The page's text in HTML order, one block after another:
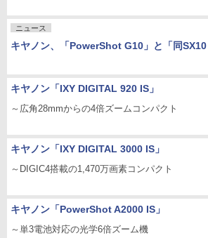
ニュース
キヤノン、「PowerShot G10」と「同
キヤノン「IXY DIGITAL 920 IS」
～広角28mmからの4倍ズームコンパクト
キヤノン「IXY DIGITAL 3000 IS」
～DIGIC4搭載の1,470万画素コンパクト
キヤノン「PowerShot A2000 IS」
～単3電池対応の光学6倍ズーム機